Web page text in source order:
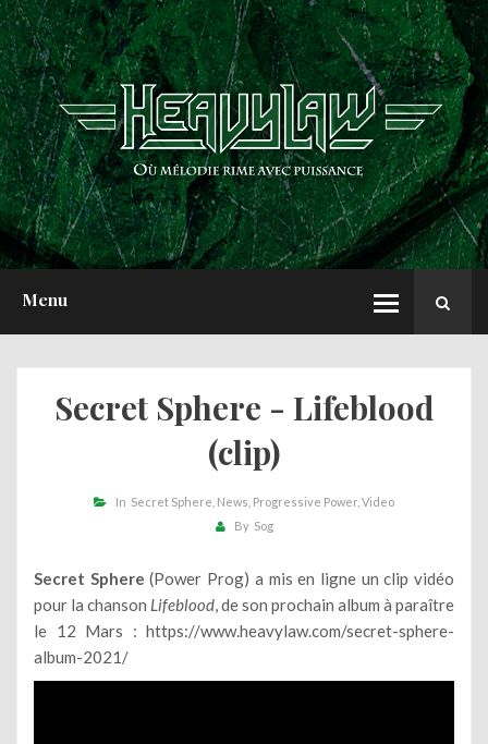
Menu
ACCUEIL
NEWS
CHRONIQUES
INTERVIEWS
REPORTS
A PROPOS
Secret Sphere - Lifeblood
(clip)
In Secret Sphere News Progressive Power Video
By Sog
Secret Sphere (Power Prog) a mis en ligne un clip vidéo
pour la chanson Lifeblood, de son prochain album à paraître
le 12 Mars : https://www.heavylaw.com/secret-sphere-
album-2021/